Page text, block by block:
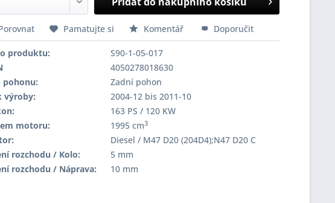
Pamatujte si Komentář Doporučit
produktu:
S90-1-05-017
4050278018630
pohonu:
Zadní pohon
výroby:
2004-12 bis 2011-10
163 PS / 120 KW
motoru:
1995 cm3
Diesel / M47 D20 (204D4);N47 D20 C
rozchodu / Kolo:
5 mm
rozchodu / Náprava:
10 mm